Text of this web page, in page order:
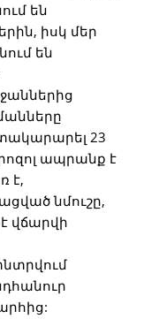
են
իսկ մեր
են
23
ապրանք է
է,
նմուշը,
վճարվի